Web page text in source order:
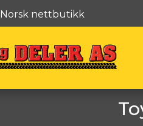
Norsk nettbutikk